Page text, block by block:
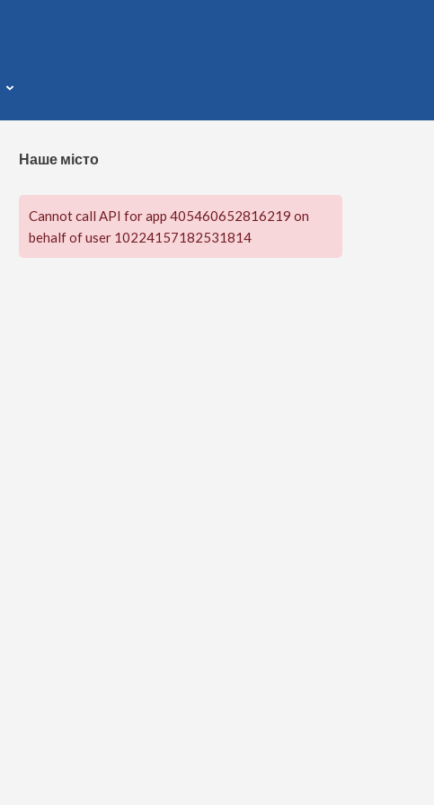
Наше місто
Cannot call API for app 405460652816219 on
behalf of user 10224157182531814